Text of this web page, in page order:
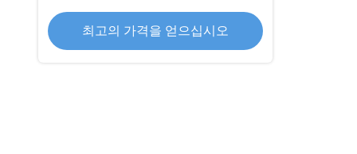
최고의 가격을 얻으십시오